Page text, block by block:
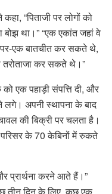
“पिताजी पर लोगों को
था।” “एक एकांत जहां वे
एक बातचीत कर सकते थे,
कर सकते थे।”
एक पहाड़ी संपत्ति दी, और
लगे। अपनी स्थापना के बाद
की बिक्री पर चलता है।
के 70 केबिनों में रुकते
प्रार्थना करने आते हैं।”